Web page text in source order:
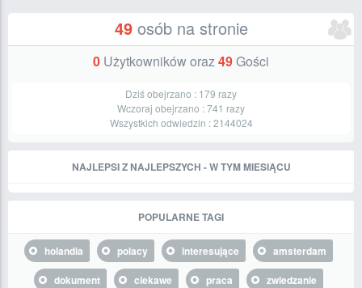
49osób na stronie
0 Użytkowników oraz49Gości
Dziś obejrzano : 179 razy
Wczoraj obejrzano :741 razy
Wszystkich odwiedzin :2144024
NAJLEPSI Z NAJLEPSZYCH - W TYM MIESIĄCU
POPULARNE TAGI
holandia polacy interesujące
amsterdam
dokument
ciekawe praca
zwiedzanie